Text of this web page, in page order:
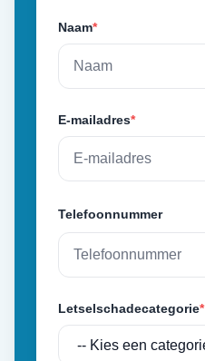
Naam*
E-mailadres*
Telefoonnummer
Letselschadecategorie*